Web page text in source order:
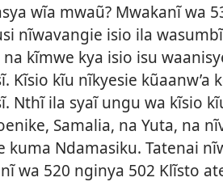
wĩa mwaũ? Mwakanĩ wa
nĩwavangie isio ila
kĩmwe kya isio isu
Kĩsio kĩu nĩkyesie kũaanw’a
Nthĩ ila syaĩ ungu wa kĩsio
Samalia, na Yuta, na
kuma Ndamasiku. Tatenai
wa 520 nginya 502 Klĩsto